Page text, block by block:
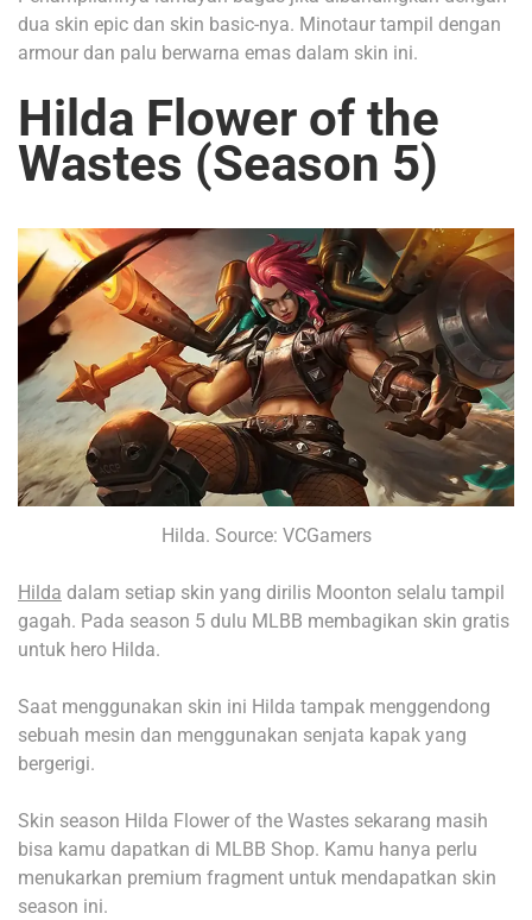
dua skin epic dan skin basic-nya. Minotaur tampil dengan
armour dan palu berwarna emas dalam skin ini.
Hilda Flower of the
Wastes (Season 5)
Hilda. Source: VCGamers
Hilda dalam setiap skin yang dirilis Moonton selalu tampil
gagah. Pada season 5 dulu MLBB membagikan skin gratis
untuk hero Hilda.
Saat menggunakan skin ini Hilda tampak menggendong
sebuah mesin dan menggunakan senjata kapak yang
bergerigi.
Skin season Hilda Flower of the Wastes sekarang masih
bisa kamu dapatkan di MLBB Shop. Kamu hanya perlu
menukarkan premium fragment untuk mendapatkan skin
season ini.